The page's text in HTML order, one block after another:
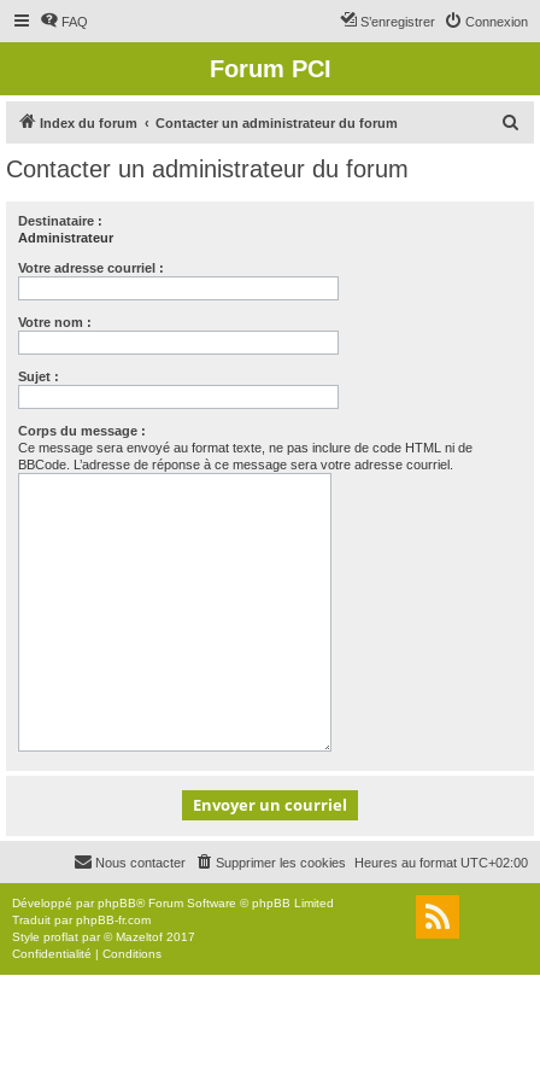
FAQ Connexion
S’enregistrer
Forum PCI
Index du forum Contacter un administrateur du forum
Contacter un administrateur du forum
Destinataire :
Administrateur
Votre adresse courriel :
Votre nom :
Sujet :
Corps du message :
Ce message sera envoyé au format texte, ne pas inclure de code HTML ni de
BBCode. L’adresse de réponse à ce message sera votre adresse courriel.
Heures au format UTC+02:00
Supprimer les cookies
Nous contacter
Développé parphpBB® Forum Software © phpBB Limited
Traduit parphpBB-fr.com
Style proflat par ©Mazeltof 2017
Confidentialité | Conditions